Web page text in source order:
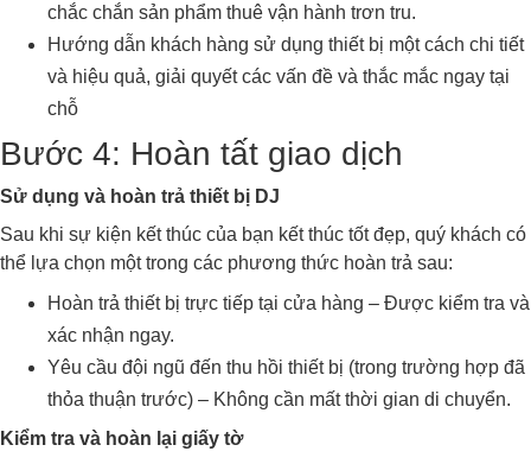
chắc chắn sản phẩm thuê vận hành trơn tru.
Hướng dẫn khách hàng sử dụng thiết bị một cách chi tiết
và hiệu quả, giải quyết các vấn đề và thắc mắc ngay tại
chỗ
Bước 4: Hoàn tất giao dịch
Sử dụng và hoàn trả thiết bị DJ
Sau khi sự kiện kết thúc của bạn kết thúc tốt đẹp, quý khách có
thể lựa chọn một trong các phương thức hoàn trả sau:
Hoàn trả thiết bị trực tiếp tại cửa hàng – Được kiểm tra và
xác nhận ngay.
Yêu cầu đội ngũ đến thu hồi thiết bị (trong trường hợp đã
thỏa thuận trước) – Không cần mất thời gian di chuyển.
Kiểm tra và hoàn lại giấy tờ